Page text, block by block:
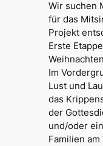
Wir suchen
für das
Projekt
Erste
Im
Lust und
das
der
und/oder
Familien am